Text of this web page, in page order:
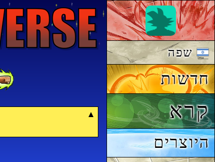
שפה
חדשות
קרא
היוצרים